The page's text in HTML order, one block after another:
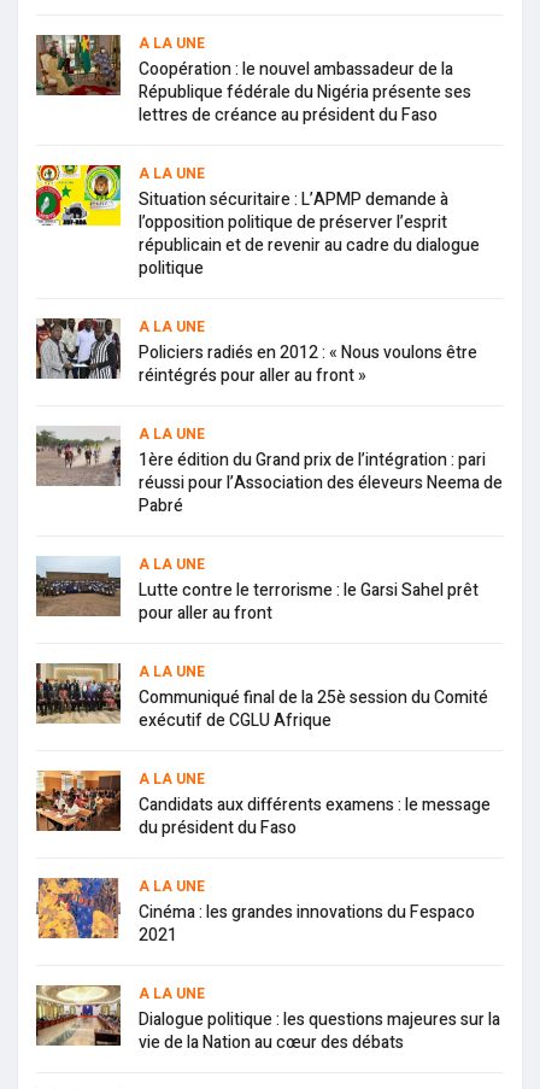
A LA UNE
Coopération : le nouvel ambassadeur de la
République fédérale du Nigéria présente ses
lettres de créance au président du Faso
A LA UNE
Situation sécuritaire : L’APMP demande à
l’opposition politique de préserver l’esprit
républicain et de revenir au cadre du dialogue
politique
A LA UNE
Policiers radiés en 2012 : « Nous voulons être
réintégrés pour aller au front »
A LA UNE
1ère édition du Grand prix de l’intégration : pari
réussi pour l’Association des éleveurs Neema de
Pabré
A LA UNE
Lutte contre le terrorisme : le Garsi Sahel prêt
pour aller au front
A LA UNE
Communiqué final de la 25è session du Comité
exécutif de CGLU Afrique
A LA UNE
Candidats aux différents examens : le message
du président du Faso
A LA UNE
Cinéma : les grandes innovations du Fespaco
2021
A LA UNE
Dialogue politique : les questions majeures sur la
vie de la Nation au cœur des débats